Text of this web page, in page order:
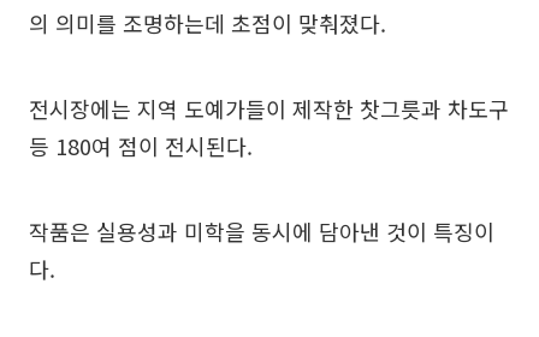
의 의미를 조명하는데 초점이 맞춰졌다.
전시장에는 지역 도예가들이 제작한 찻그릇과 차도구
등 180여 점이 전시된다.
작품은 실용성과 미학을 동시에 담아낸 것이 특징이
다.